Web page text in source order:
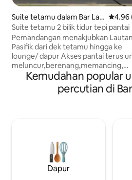
Suite tetamu dalam Bar La
ma
4.96
Suite tetamu 2 bilik tidur tepi pantai
Pemandangan menakjubkan Lautan
Pasifik dari dek tetamu hingga ke
lounge/ dapur Akses pantai terus
meluncur,berenang,memancing,
berjalan di belukar, laluan berbasikal
berdekatan Bersantai dengan bunyi
lautan dari tetamu di tingkat bawah
microwave airfryer, ketuhar
peti sejuk bar dan lain-lain Sarapan
kontinental disediakan . BBQ long
Bilik rehat besar, bilik mandi
Kemudahan popular
percutian di
Dapur